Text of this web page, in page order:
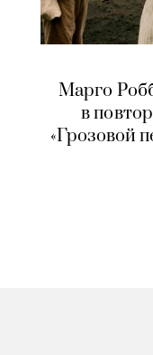
Марго
в
«Грозовой